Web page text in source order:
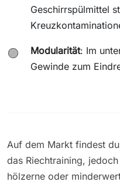
Geschirrspülmittel
🟣 Modularität: Im
Gewinde zum
Auf dem Markt findest
das Riechtraining,
hölzerne oder